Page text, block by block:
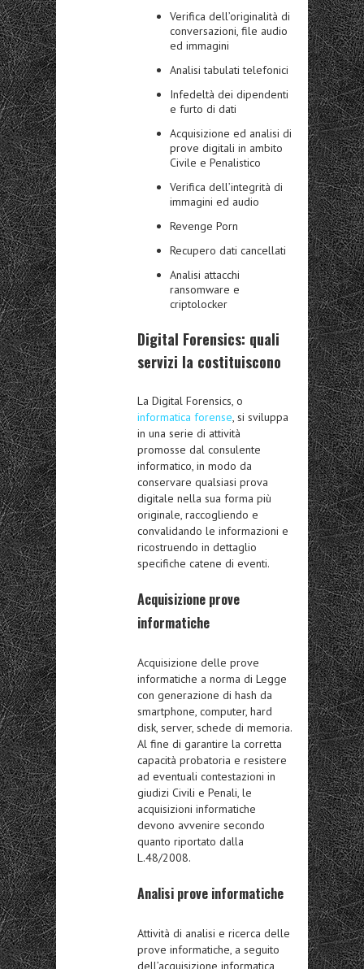
Verifica dell’originalità di
conversazioni, file audio
ed immagini
Analisi tabulati telefonici
Infedeltà dei dipendenti
e furto di dati
Acquisizione ed analisi di
prove digitali in ambito
Civile e Penalistico
Verifica dell’integrità di
immagini ed audio
Revenge Porn
Recupero dati cancellati
Analisi attacchi
ransomware e
criptolocker
Digital Forensics: quali
servizi la costituiscono
La Digital Forensics, o
informatica forense, si sviluppa
in una serie di attività
promosse dal consulente
informatico, in modo da
conservare qualsiasi prova
digitale nella sua forma più
originale, raccogliendo e
convalidando le informazioni e
ricostruendo in dettaglio
specifiche catene di eventi.
Acquisizione prove
informatiche
Acquisizione delle prove
informatiche a norma di Legge
con generazione di hash da
smartphone, computer, hard
disk, server, schede di memoria.
Al fine di garantire la corretta
capacità probatoria e resistere
ad eventuali contestazioni in
giudizi Civili e Penali, le
acquisizioni informatiche
devono avvenire secondo
quanto riportato dalla
L.48/2008.
Analisi prove informatiche
Attività di analisi e ricerca delle
prove informatiche, a seguito
dell’acquisizione informatica